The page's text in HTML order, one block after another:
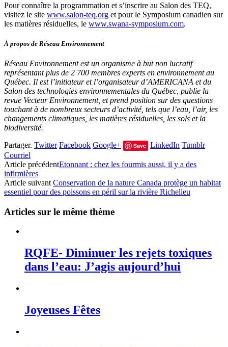
Pour connaître la programmation et s’inscrire au Salon des TEQ,
visitez le site www.salon-teq.org et pour le Symposium canadien sur
les matières résiduelles, le www.swana-symposium.com.
À propos de Réseau Environnement
Réseau Environnement est un organisme à but non lucratif
représentant plus de 2 700 membres experts en environnement au
Québec. Il est l’initiateur et l’organisateur d’AMERICANA et du
Salon des technologies environnementales du Québec, publie la
revue Vecteur Environnement, et prend position sur des questions
touchant à de nombreux secteurs d’activité, tels que l’eau, l’air, les
changements climatiques, les matières résiduelles, les sols et la
biodiversité.
Partager. Twitter Facebook Google+ Save LinkedIn Tumblr
Courriel
Article précédentEtonnant : chez les fourmis aussi, il y a des
infirmières
Article suivant Conservation de la nature Canada protège un habitat
essentiel pour des poissons en péril sur la rivière Richelieu
Articles sur le même thème
RQFE- Diminuer les rejets toxiques
dans l’eau: J’agis aujourd’hui
Joyeuses Fêtes